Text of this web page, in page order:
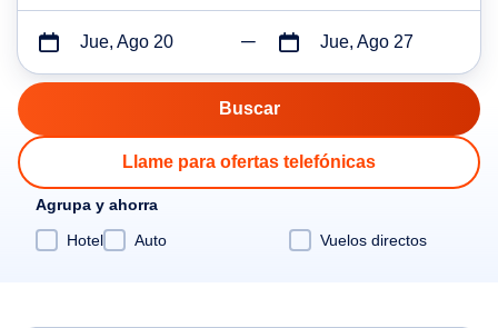
Jue, Ago 20 Jue, Ago 27
Llame para ofertas telefónicas
Agrupa y ahorra
Hotel
Auto Vuelos directos